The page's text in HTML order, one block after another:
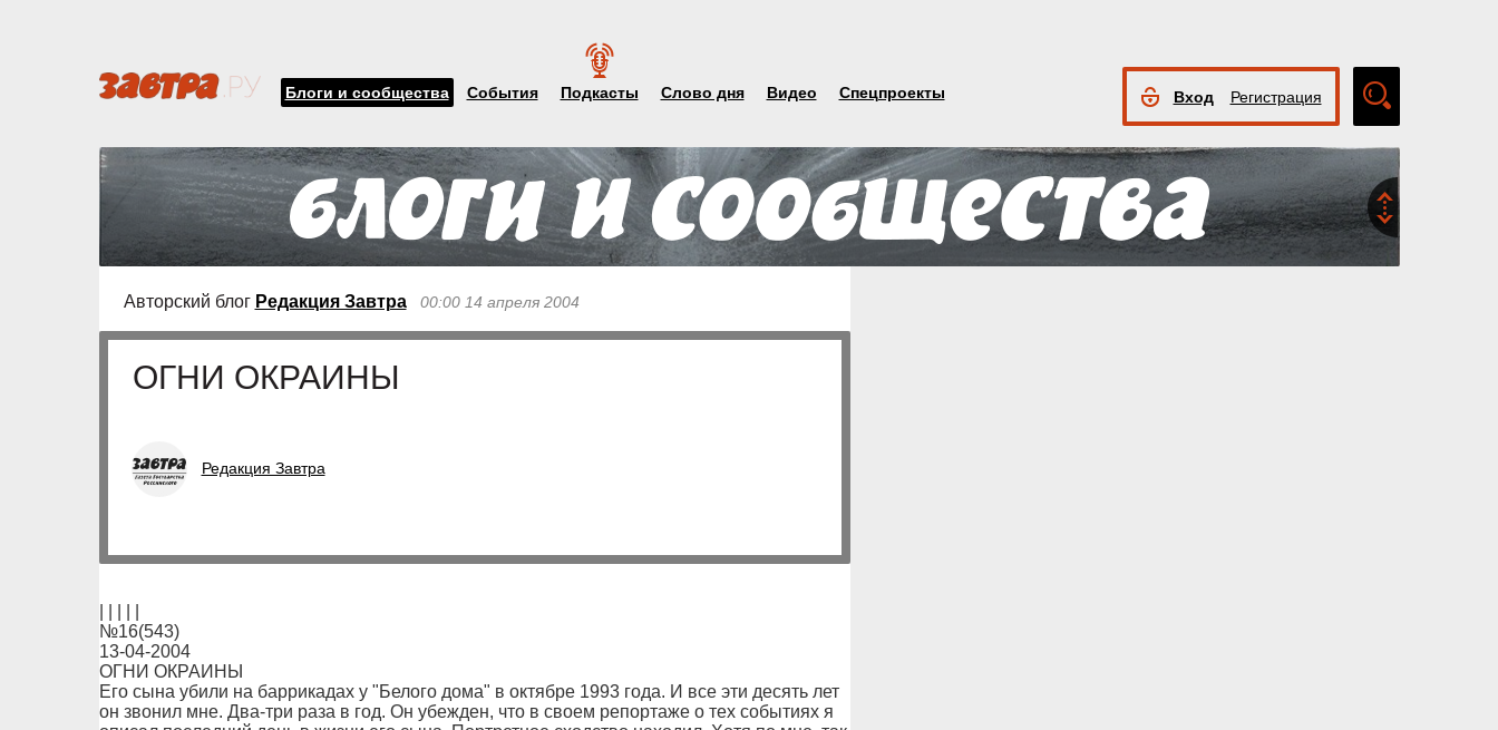
Блоги и сообщества События Подкасты Слово дня Видео Спецпроекты Вход Регистрация
поиск
Авторский блог Редакция Завтра 00:00 14 апреля 2004
ОГНИ ОКРАИНЫ
Редакция Завтра
№16(543)
13-04-2004
ОГНИ ОКРАИНЫ
Его сына убили на баррикадах у "Белого дома" в октябре 1993 года. И все эти десять лет
он звонил мне. Два-три раза в год. Он убежден, что в своем репортаже о тех событиях я